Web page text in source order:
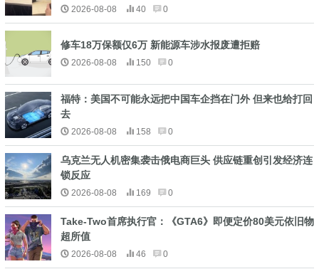
2026-08-08 40 0
修车18万保额仅6万 新能源车涉水报废遭拒赔
2026-08-08 150 0
福特：美国不可能永远把中国车企挡在门外 但来也给打回
去
2026-08-08 158 0
乌克兰无人机密集袭击俄电商巨头 供应链重创引发经济连
锁反应
2026-08-08 169 0
Take-Two首席执行官：《GTA6》即便定价80美元依旧物
超所值
2026-08-08 46 0